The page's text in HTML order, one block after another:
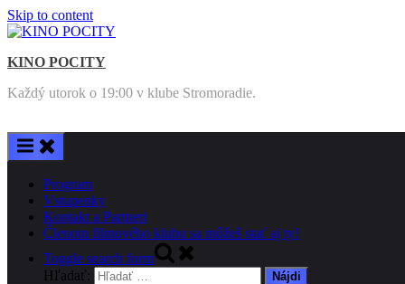
Skip to content
KINO POCITY
Každý utorok o 19:00 v klube Stromoradie.
Program
Vstupenky
Kontakt a Partneri
Členom filmového klubu sa môžeš stať aj ty!
Toggle search form
Hľadať: